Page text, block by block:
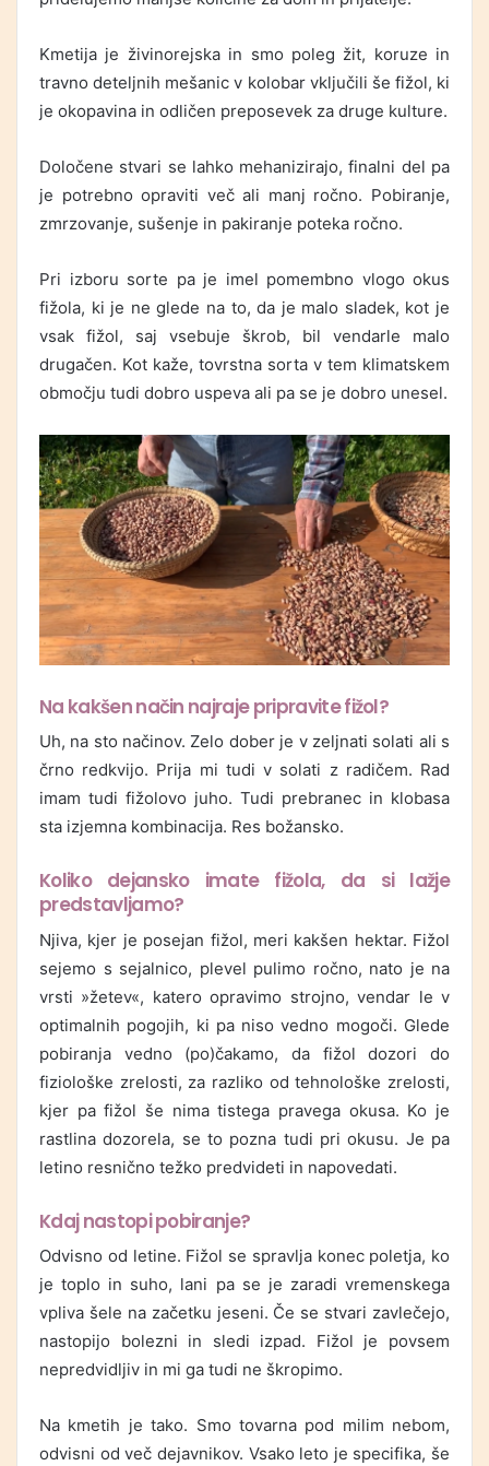
Kmetija je živinorejska in smo poleg žit, koruze in
travno deteljnih mešanic v kolobar vključili še fižol, ki
je okopavina in odličen preposevek za druge kulture.
Določene stvari se lahko mehanizirajo, finalni del pa
je potrebno opraviti več ali manj ročno. Pobiranje,
zmrzovanje, sušenje in pakiranje poteka ročno.
Pri izboru sorte pa je imel pomembno vlogo okus
fižola, ki je ne glede na to, da je malo sladek, kot je
vsak fižol, saj vsebuje škrob, bil vendarle malo
drugačen. Kot kaže, tovrstna sorta v tem klimatskem
območju tudi dobro uspeva ali pa se je dobro unesel.
Na kakšen način najraje pripravite fižol?
Uh, na sto načinov. Zelo dober je v zeljnati solati ali s
črno redkvijo. Prija mi tudi v solati z radičem. Rad
imam tudi fižolovo juho. Tudi prebranec in klobasa
sta izjemna kombinacija. Res božansko.
Koliko dejansko imate fižola, da si lažje
predstavljamo?
Njiva, kjer je posejan fižol, meri kakšen hektar. Fižol
sejemo s sejalnico, plevel pulimo ročno, nato je na
vrsti »žetev«, katero opravimo strojno, vendar le v
optimalnih pogojih, ki pa niso vedno mogoči. Glede
pobiranja vedno (po)čakamo, da fižol dozori do
fiziološke zrelosti, za razliko od tehnološke zrelosti,
kjer pa fižol še nima tistega pravega okusa. Ko je
rastlina dozorela, se to pozna tudi pri okusu. Je pa
letino resnično težko predvideti in napovedati.
Kdaj nastopi pobiranje?
Odvisno od letine. Fižol se spravlja konec poletja, ko
je toplo in suho, lani pa se je zaradi vremenskega
vpliva šele na začetku jeseni. Če se stvari zavlečejo,
nastopijo bolezni in sledi izpad. Fižol je povsem
nepredvidljiv in mi ga tudi ne škropimo.
Na kmetih je tako. Smo tovarna pod milim nebom,
odvisni od več dejavnikov. Vsako leto je specifika, še